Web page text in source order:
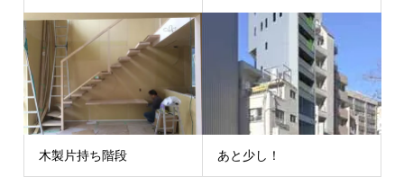
木製片持ち階段 あと少し！